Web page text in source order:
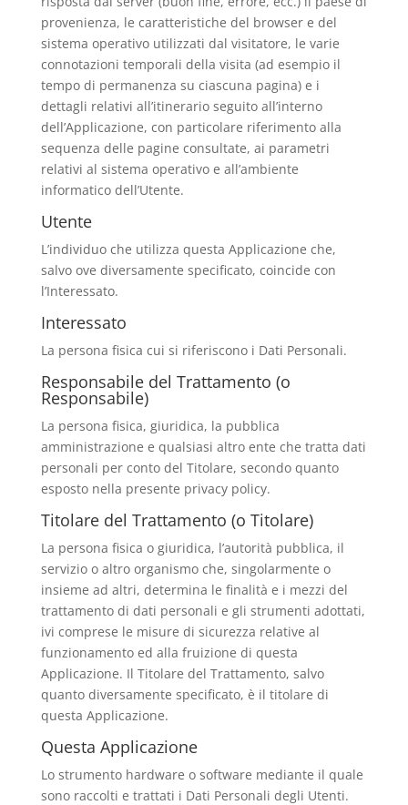
provenienza, le caratteristiche del browser e del
sistema operativo utilizzati dal visitatore, le varie
connotazioni temporali della visita (ad esempio il
tempo di permanenza su ciascuna pagina) e i
dettagli relativi all’itinerario seguito all’interno
dell’Applicazione, con particolare riferimento alla
sequenza delle pagine consultate, ai parametri
relativi al sistema operativo e all’ambiente
informatico dell’Utente.
Utente
L’individuo che utilizza questa Applicazione che,
salvo ove diversamente specificato, coincide con
l’Interessato.
Interessato
La persona fisica cui si riferiscono i Dati Personali.
Responsabile del Trattamento (o
Responsabile)
La persona fisica, giuridica, la pubblica
amministrazione e qualsiasi altro ente che tratta dati
personali per conto del Titolare, secondo quanto
esposto nella presente privacy policy.
Titolare del Trattamento (o Titolare)
La persona fisica o giuridica, l’autorità pubblica, il
servizio o altro organismo che, singolarmente o
insieme ad altri, determina le finalità e i mezzi del
trattamento di dati personali e gli strumenti adottati,
ivi comprese le misure di sicurezza relative al
funzionamento ed alla fruizione di questa
Applicazione. Il Titolare del Trattamento, salvo
quanto diversamente specificato, è il titolare di
questa Applicazione.
Questa Applicazione
Lo strumento hardware o software mediante il quale
sono raccolti e trattati i Dati Personali degli Utenti.